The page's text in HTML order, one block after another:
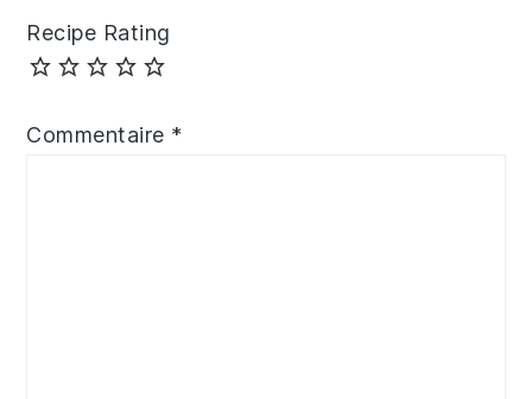
Recipe Rating
Commentaire *